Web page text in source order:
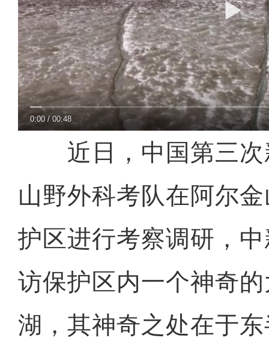
0:00 /00:48
近日，中国第三次
山野外科考队在阿尔
护区进行考察调研，
访保护区内一个神奇
湖，其神奇之处在于